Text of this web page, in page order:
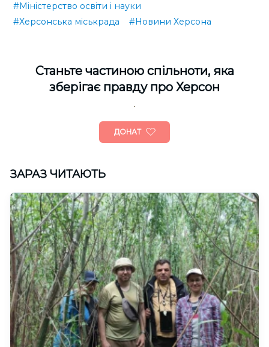
#Міністерство освіти і науки
#Херсонська міськрада
#Новини Херсона
Cтаньте частиною спільноти, яка
зберігає правду про Херсон
ДОНАТ
ЗАРАЗ ЧИТАЮТЬ